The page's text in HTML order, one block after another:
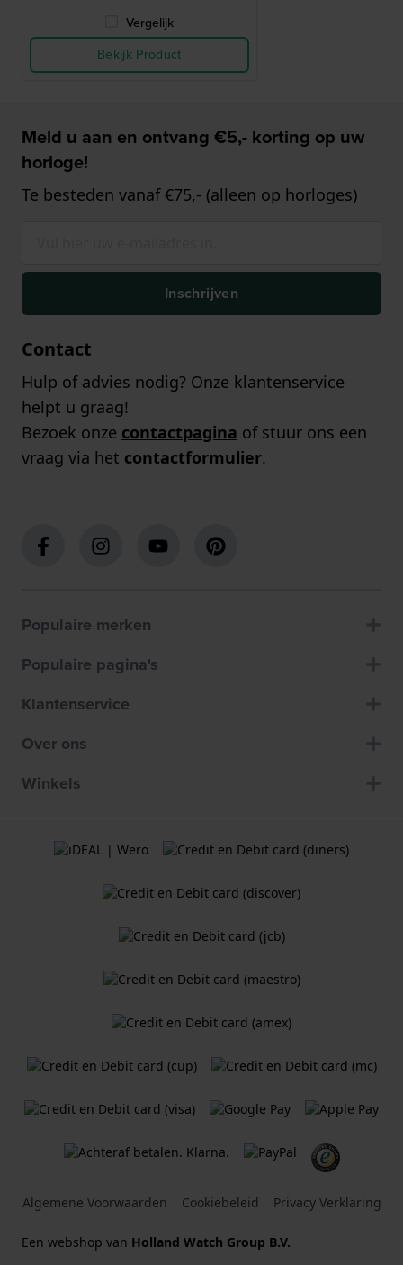
Vergelijk
Bekijk Product
Meld u aan en ontvang €5,- korting op uw
horloge!
Te besteden vanaf €75,- (alleen op horloges)
Inschrijven
Contact
Hulp of advies nodig? Onze klantenservice
helpt u graag!
Bezoek onze contactpagina of stuur ons een
vraag via het contactformulier.
Populaire merken
Populaire pagina's
Klantenservice
Over ons
Winkels
Algemene Voorwaarden Cookiebeleid Privacy Verklaring
Een webshop van Holland Watch Group B.V.